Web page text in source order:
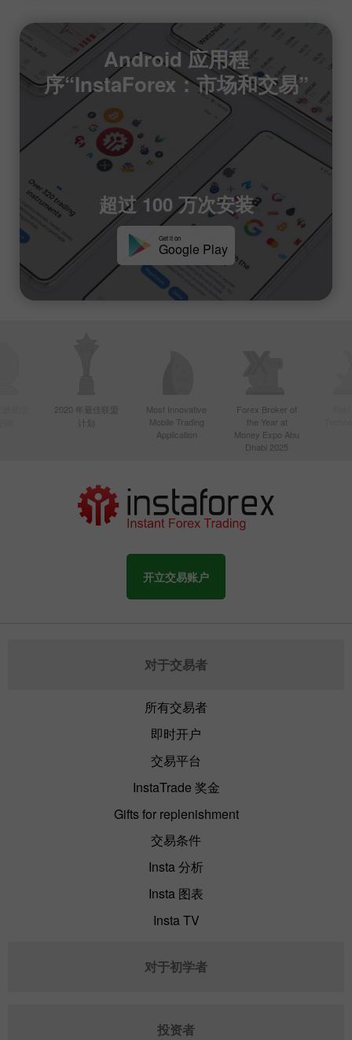
Android 应用程
序“InstaForex：市场和交易”
超过 100 万次安装
Get it on
Google Play
2020 年最佳联盟
计划
Most Innovative
Mobile Trading
Application
Forex Broker of
the Year at
Money Expo Abu
Dhabi 2025
开立交易账户
对于交易者
所有交易者
即时开户
交易平台
InstaTrade 奖金
Gifts for replenishment
交易条件
Insta 分析
Insta 图表
Insta TV
对于初学者
投资者